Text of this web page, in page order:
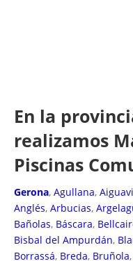
En la
realizamos
Piscinas
Gerona, Agullana,
Anglés, Arbucias,
Bañolas, Báscara,
Bisbal del Ampurdán,
Borrassá, Breda, Bruñola,